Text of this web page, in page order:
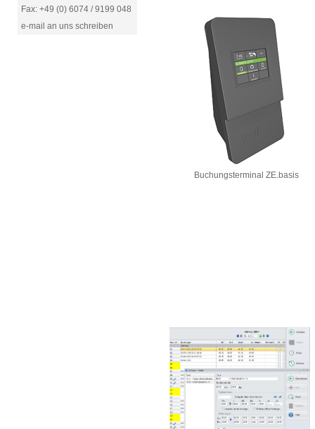
Fax: +49 (0) 6074 / 9199 048
e-mail an uns schreiben
Buchungsterminal ZE.basis